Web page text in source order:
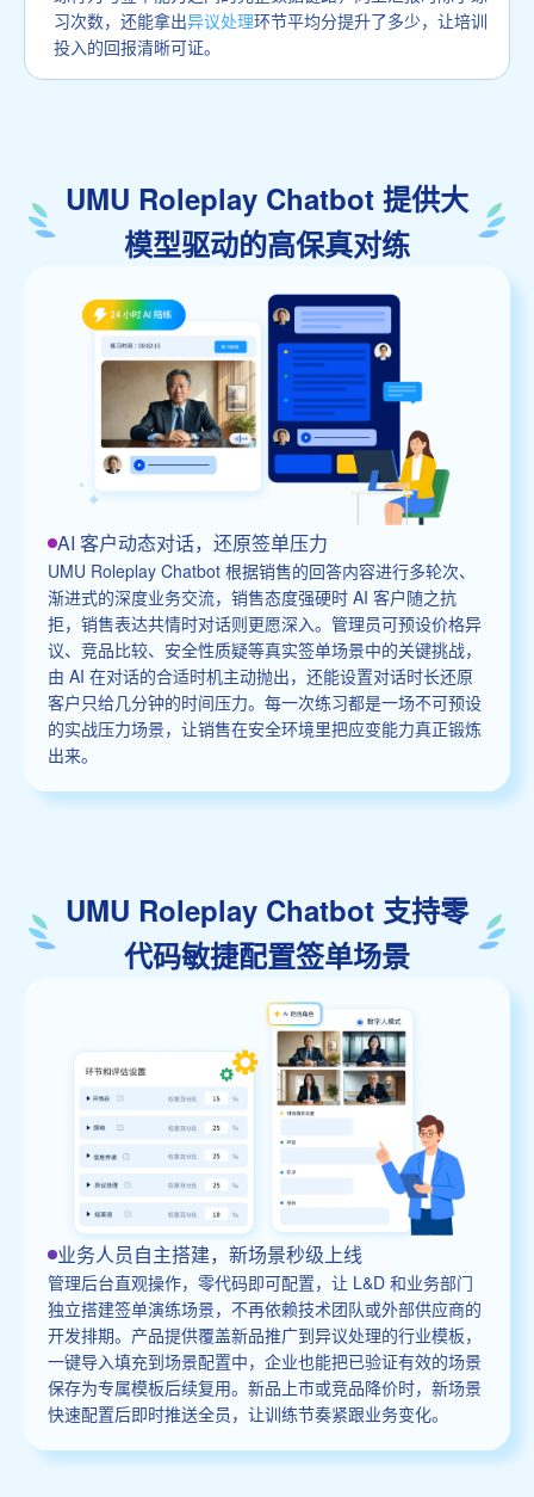
习次数，还能拿出异议处理环节平均分提升了多少，让培训
投入的回报清晰可证。
UMU Roleplay Chatbot 提供大
模型驱动的高保真对练
AI 客户动态对话，还原签单压力
UMU Roleplay Chatbot 根据销售的回答内容进行多轮次、
渐进式的深度业务交流，销售态度强硬时 AI 客户随之抗
拒，销售表达共情时对话则更愿深入。管理员可预设价格异
议、竞品比较、安全性质疑等真实签单场景中的关键挑战，
由 AI 在对话的合适时机主动抛出，还能设置对话时长还原
客户只给几分钟的时间压力。每一次练习都是一场不可预设
的实战压力场景，让销售在安全环境里把应变能力真正锻炼
出来。
UMU Roleplay Chatbot 支持零
代码敏捷配置签单场景
业务人员自主搭建，新场景秒级上线
管理后台直观操作，零代码即可配置，让 L&D 和业务部门
独立搭建签单演练场景，不再依赖技术团队或外部供应商的
开发排期。产品提供覆盖新品推广到异议处理的行业模板，
一键导入填充到场景配置中，企业也能把已验证有效的场景
保存为专属模板后续复用。新品上市或竞品降价时，新场景
快速配置后即时推送全员，让训练节奏紧跟业务变化。